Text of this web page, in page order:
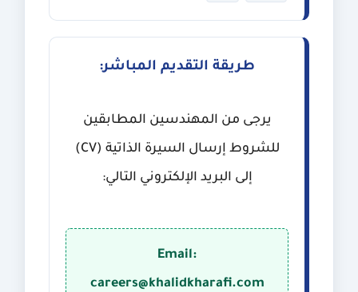
طريقة التقديم المباشر:
يرجى من المهندسين المطابقين
للشروط إرسال السيرة الذاتية (CV)
إلى البريد الإلكتروني التالي:
Email:
careers@khalidkharafi.com